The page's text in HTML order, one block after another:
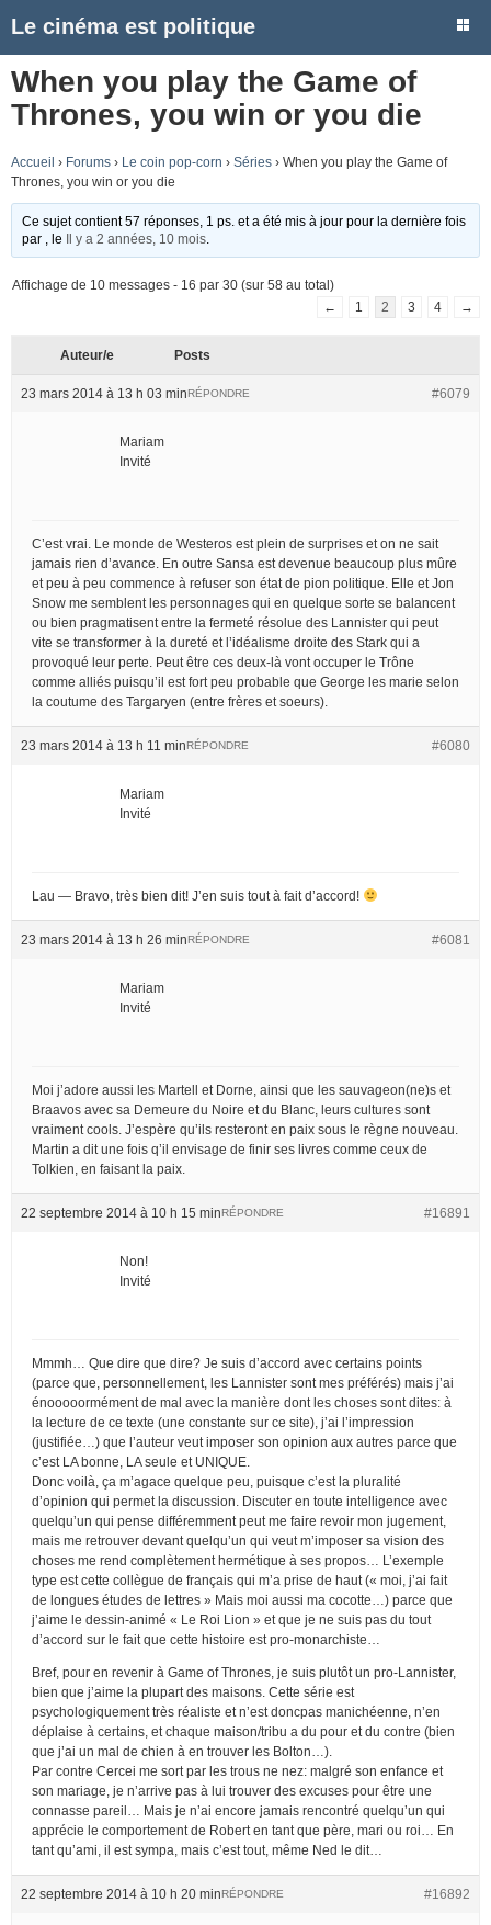
Le cinéma est politique
When you play the Game of
Thrones, you win or you die
Accueil › Forums › Le coin pop-corn › Séries › When you play the Game of
Thrones, you win or you die
Ce sujet contient 57 réponses, 1 ps. et a été mis à jour pour la dernière fois
par
, le Il y a 2 années, 10 mois
Affichage de 10 messages - 16 par 30 (sur 58 au total)
←
1 2 3 4 →
Auteur/e Posts
23 mars 2014 à 13 h 03 min #6079
RÉPONDRE
Mariam
Invité
C’est vrai. Le monde de Westeros est plein de surprises et on ne sait
jamais rien d’avance. En outre Sansa est devenue beaucoup plus mûre
et peu à peu commence à refuser son état de pion politique. Elle et Jon
Snow me semblent les personnages qui en quelque sorte se balancent
ou bien pragmatisent entre la fermeté résolue des Lannister qui peut
vite se transformer à la dureté et l’idéalisme droite des Stark qui a
provoqué leur perte. Peut être ces deux-là vont occuper le Trône
comme alliés puisqu’il est fort peu probable que George les marie selon
la coutume des Targaryen (entre frères et soeurs).
23 mars 2014 à 13 h 11 min #6080
RÉPONDRE
Mariam
Invité
Lau — Bravo, très bien dit! J’en suis tout à fait d’accord!
23 mars 2014 à 13 h 26 min #6081
RÉPONDRE
Mariam
Invité
Moi j’adore aussi les Martell et Dorne, ainsi que les sauvageon(ne)s et
Braavos avec sa Demeure du Noire et du Blanc, leurs cultures sont
vraiment cools. J’espère qu’ils resteront en paix sous le règne nouveau.
Martin a dit une fois q’il envisage de finir ses livres comme ceux de
Tolkien, en faisant la paix.
22 septembre 2014 à 10 h 15 min #16891
RÉPONDRE
Non!
Invité
Mmmh… Que dire que dire? Je suis d’accord avec certains points
(parce que, personnellement, les Lannister sont mes préférés) mais j’ai
énooooormément de mal avec la manière dont les choses sont dites: à
la lecture de ce texte (une constante sur ce site), j’ai l’impression
(justifiée…) que l’auteur veut imposer son opinion aux autres parce que
c’est LA bonne, LA seule et UNIQUE.
Donc voilà, ça m’agace quelque peu, puisque c’est la pluralité
d’opinion qui permet la discussion. Discuter en toute intelligence avec
quelqu’un qui pense différemment peut me faire revoir mon jugement,
mais me retrouver devant quelqu’un qui veut m’imposer sa vision des
choses me rend complètement hermétique à ses propos… L’exemple
type est cette collègue de français qui m’a prise de haut (« moi, j’ai fait
de longues études de lettres » Mais moi aussi ma cocotte…) parce que
j’aime le dessin-animé « Le Roi Lion » et que je ne suis pas du tout
d’accord sur le fait que cette histoire est pro-monarchiste…
Bref, pour en revenir à Game of Thrones, je suis plutôt un pro-Lannister,
bien que j’aime la plupart des maisons. Cette série est
psychologiquement très réaliste et n’est doncpas manichéenne, n’en
déplaise à certains, et chaque maison/tribu a du pour et du contre (bien
que j’ai un mal de chien à en trouver les Bolton…).
Par contre Cercei me sort par les trous ne nez: malgré son enfance et
son mariage, je n’arrive pas à lui trouver des excuses pour être une
connasse pareil… Mais je n’ai encore jamais rencontré quelqu’un qui
apprécie le comportement de Robert en tant que père, mari ou roi… En
tant qu’ami, il est sympa, mais c’est tout, même Ned le dit…
22 septembre 2014 à 10 h 20 min #16892
RÉPONDRE